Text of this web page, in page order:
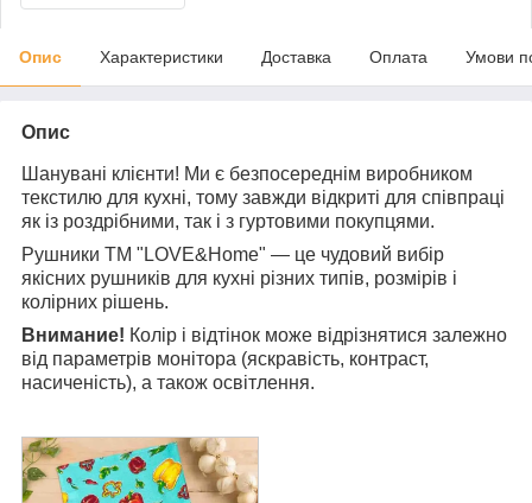
Опис Характеристики Доставка Оплата Умови
Опис
Шанувані клієнти! Ми є безпосереднім виробником
текстилю для кухні, тому завжди відкриті для співпраці
як із роздрібними, так і з гуртовими покупцями.
Рушники ТМ "LOVE&Home" — це чудовий вибір
якісних рушників для кухні різних типів, розмірів і
колірних рішень.
Внимание! Колір і відтінок може відрізнятися залежно
від параметрів монітора (яскравість, контраст,
насиченість), а також освітлення.